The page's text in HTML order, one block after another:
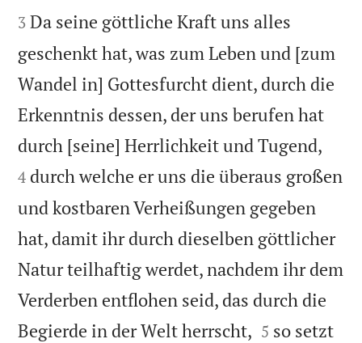


3 Da seine göttliche Kraft uns alles
geschenkt hat, was zum Leben und [zum
Wandel in] Gottesfurcht dient, durch die
Erkenntnis dessen, der uns berufen hat
durch [seine] Herrlichkeit und Tugend,
4 durch welche er uns die überaus großen
und kostbaren Verheißungen gegeben
hat, damit ihr durch dieselben göttlicher
Natur teilhaftig werdet, nachdem ihr dem
Verderben entflohen seid, das durch die
Begierde in der Welt herrscht, 

5 so setzt